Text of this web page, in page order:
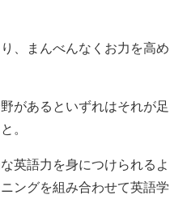
、まんべんなくお力を高め
があるといずれはそれが足
。
英語力を身につけられるよ
ングを組み合わせて英語学